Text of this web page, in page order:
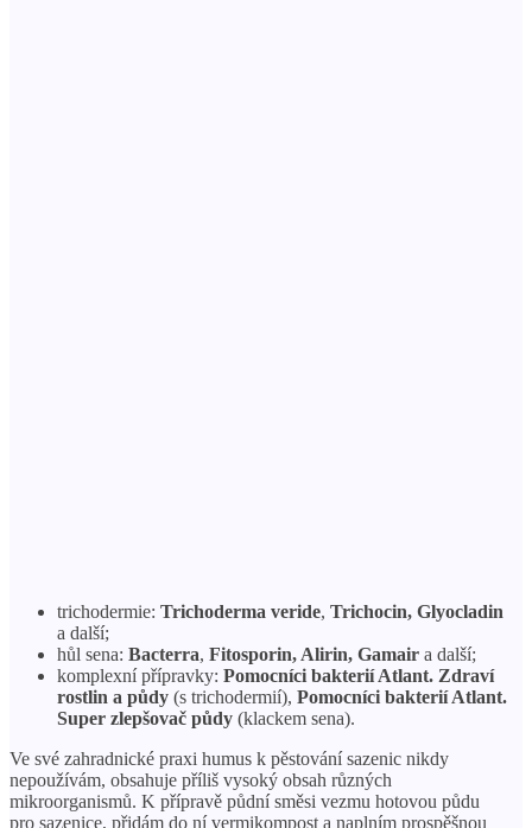
trichodermie: Trichoderma veride, Trichocin, Glyocladin
a další;
hůl sena: Bacterra, Fitosporin, Alirin, Gamair a další;
komplexní přípravky: Pomocníci bakterií Atlant. Zdraví
rostlin a půdy (s trichodermií), Pomocníci bakterií Atlant.
Super zlepšovač půdy (klackem sena).
Ve své zahradnické praxi humus k pěstování sazenic nikdy
nepoužívám, obsahuje příliš vysoký obsah různých
mikroorganismů. K přípravě půdní směsi vezmu hotovou půdu
pro sazenice, přidám do ní vermikompost a naplním prospěšnou